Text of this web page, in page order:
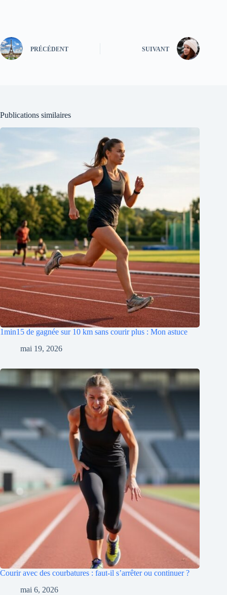
PRÉCÉDENT SUIVANT
Publications similaires
1min15 de gagnée sur 10 km sans courir plus : Mon astuce
mai 19, 2026
Courir avec des courbatures : faut-il s’arrêter ou continuer ?
mai 6, 2026